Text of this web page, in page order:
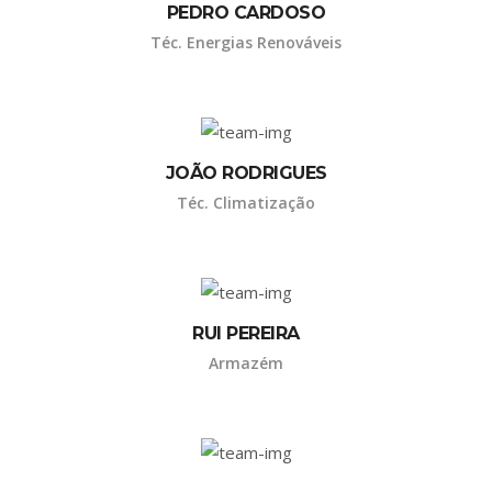
PEDRO CARDOSO
Téc. Energias Renováveis
JOÃO RODRIGUES
Téc. Climatização
RUI PEREIRA
Armazém